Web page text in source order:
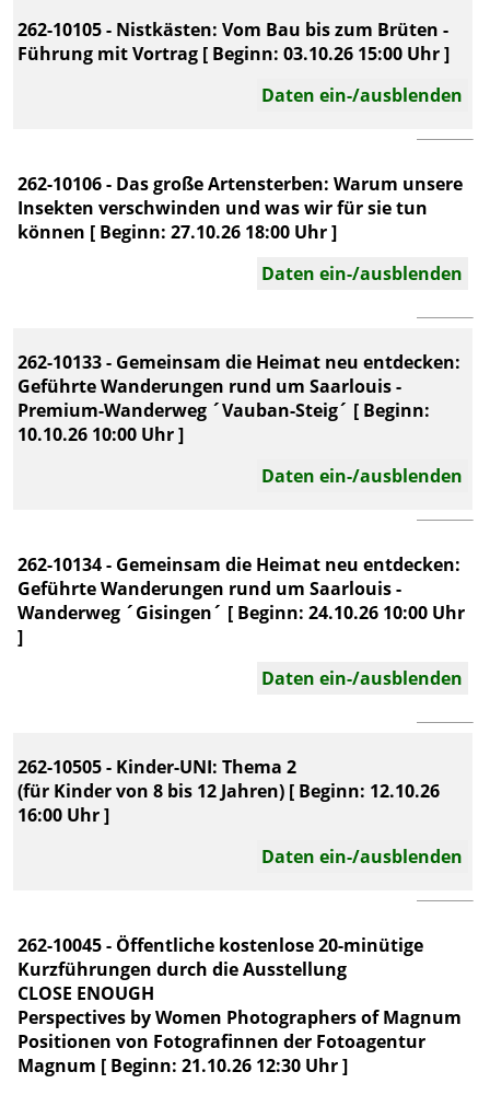
262-10105 - Nistkästen: Vom Bau bis zum Brüten -
Führung mit Vortrag [ Beginn: 03.10.26 15:00 Uhr ]
Daten ein-/ausblenden
262-10106 - Das große Artensterben: Warum unsere
Insekten verschwinden und was wir für sie tun
können [ Beginn: 27.10.26 18:00 Uhr ]
Daten ein-/ausblenden
262-10133 - Gemeinsam die Heimat neu entdecken:
Geführte Wanderungen rund um Saarlouis -
Premium-Wanderweg ´Vauban-Steig´ [ Beginn:
10.10.26 10:00 Uhr ]
Daten ein-/ausblenden
262-10134 - Gemeinsam die Heimat neu entdecken:
Geführte Wanderungen rund um Saarlouis -
Wanderweg ´Gisingen´ [ Beginn: 24.10.26 10:00 Uhr
]
Daten ein-/ausblenden
262-10505 - Kinder-UNI: Thema 2
(für Kinder von 8 bis 12 Jahren) [ Beginn: 12.10.26
16:00 Uhr ]
Daten ein-/ausblenden
262-10045 - Öffentliche kostenlose 20-minütige
Kurzführungen durch die Ausstellung
CLOSE ENOUGH
Perspectives by Women Photographers of Magnum
Positionen von Fotografinnen der Fotoagentur
Magnum [ Beginn: 21.10.26 12:30 Uhr ]